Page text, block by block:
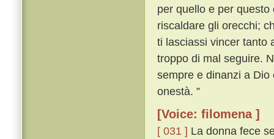
per quello e per
riscaldare gli orecchi;
ti lasciassi vincer tanto
troppo di mal seguire.
sempre e dinanzi a
onestà. ”
[Voice: filomena ]
[ 031 ] La donna fece